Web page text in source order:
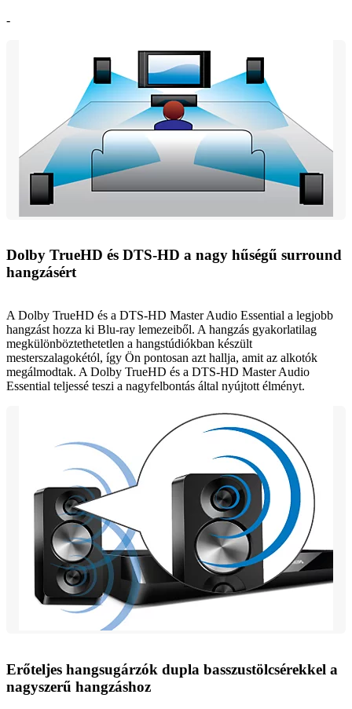
-
Dolby TrueHD és DTS-HD a nagy hűségű surround
hangzásért
A Dolby TrueHD és a DTS-HD Master Audio Essential a legjobb
hangzást hozza ki Blu-ray lemezeiből. A hangzás gyakorlatilag
megkülönböztethetetlen a hangstúdiókban készült
mesterszalagokétól, így Ön pontosan azt hallja, amit az alkotók
megálmodtak. A Dolby TrueHD és a DTS-HD Master Audio
Essential teljessé teszi a nagyfelbontás által nyújtott élményt.
Erőteljes hangsugárzók dupla basszustölcsérekkel a
nagyszerű hangzáshoz